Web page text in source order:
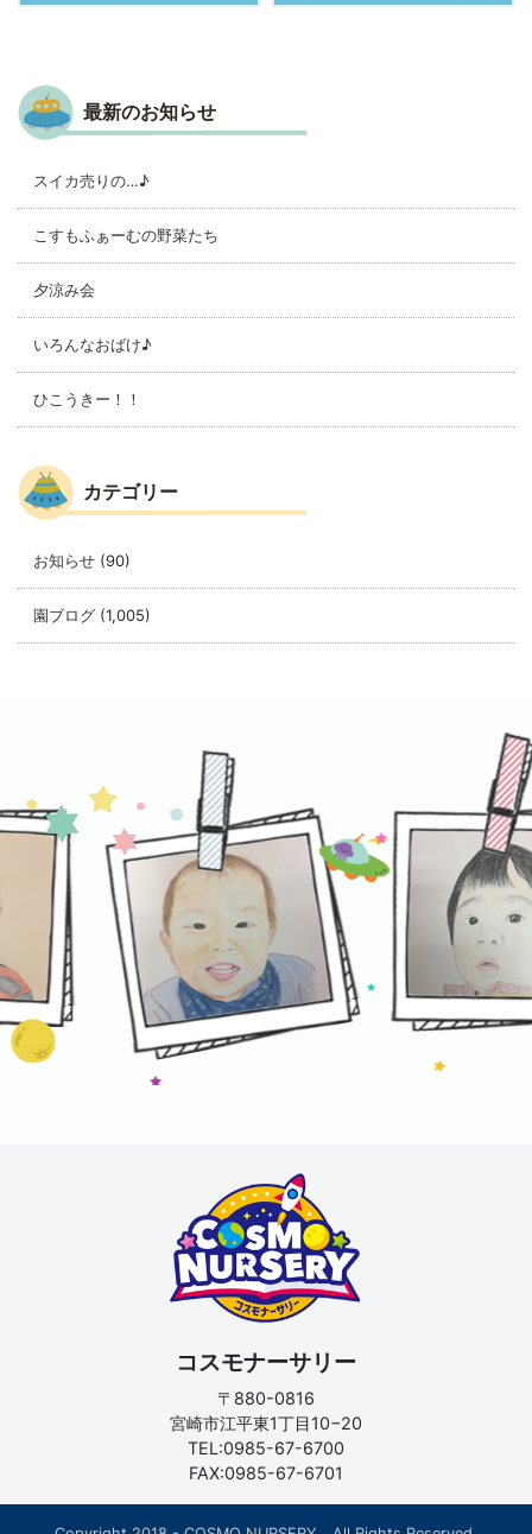
最新のお知らせ
スイカ売りの…♪
こすもふぁーむの野菜たち
夕涼み会
いろんなおばけ♪
ひこうきー！！
カテゴリー
お知らせ (90)
園ブログ (1,005)
コスモナーサリー
〒880-0816
宮崎市江平東1丁目10−20
TEL:0985-67-6700
FAX:0985-67-6701